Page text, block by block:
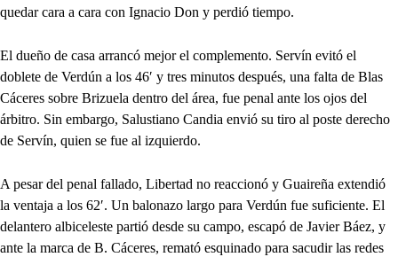
quedar cara a cara con Ignacio Don y perdió tiempo.
El dueño de casa arrancó mejor el complemento. Servín evitó el
doblete de Verdún a los 46′ y tres minutos después, una falta de Blas
Cáceres sobre Brizuela dentro del área, fue penal ante los ojos del
árbitro. Sin embargo, Salustiano Candia envió su tiro al poste derecho
de Servín, quien se fue al izquierdo.
A pesar del penal fallado, Libertad no reaccionó y Guaireña extendió
la ventaja a los 62′. Un balonazo largo para Verdún fue suficiente. El
delantero albiceleste partió desde su campo, escapó de Javier Báez, y
ante la marca de B. Cáceres, remató esquinado para sacudir las redes